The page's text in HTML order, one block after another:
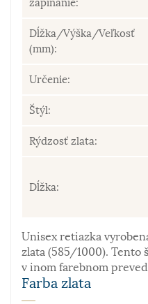
Dĺžka/Výška/Veľkosť
(mm):
Určenie:
Štýl:
Rýdzosť zlata:
Dĺžka:
Unisex retiazka
zlata (585/1000). Tento
v inom farebnom
Farba zlata